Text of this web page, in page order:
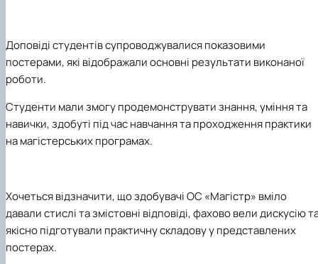
Доповіді студентів супроводжувалися показовими
постерами, які відображали основні результати виконаної
роботи.
Студенти мали змогу продемонструвати знання, уміння та
навички, здобуті під час навчання та проходження практики
на магістерських програмах.
Хочеться відзначити, що здобувачі ОС «Магістр» вміло
давали стислі та змістовні відповіді, фахово вели дискусію
якісно підготували практичну складову у представлених
постерах.